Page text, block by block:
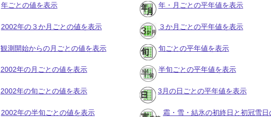
年ごとの値を表示 年・月ごとの平年値を表示
2002年の３か月ごとの値を表示 ３か月ごとの平年値を表示
観測開始からの月ごとの値を表示 旬ごとの平年値を表示
2002年の月ごとの値を表示 半旬ごとの平年値を表示
2002年の旬ごとの値を表示 3月の日ごとの平年値を表示
2002年の半旬ごとの値を表示 霜・雪・結氷の初終日と初冠雪